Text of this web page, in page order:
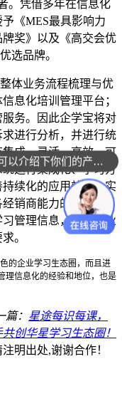
。凭借多年在信息化
《MES最具影响力
奖》以及《高交会优
选品牌。
体业务流程梳理与优
息化培训管理平台；
务。因此企学宝将对
进行分析，并进行统
成、灵活、高效、可
运行集成化、学习方
续化的应用效果。实
销商能力的有效管
管理信息，满足企业
。
的企业学习生态圈，而且进
理信息化的经验和地位，也是
篇： 星途每识每课，
创华星学习生态圈！
明出处,谢谢合作！
可以介绍下你们的产品么？